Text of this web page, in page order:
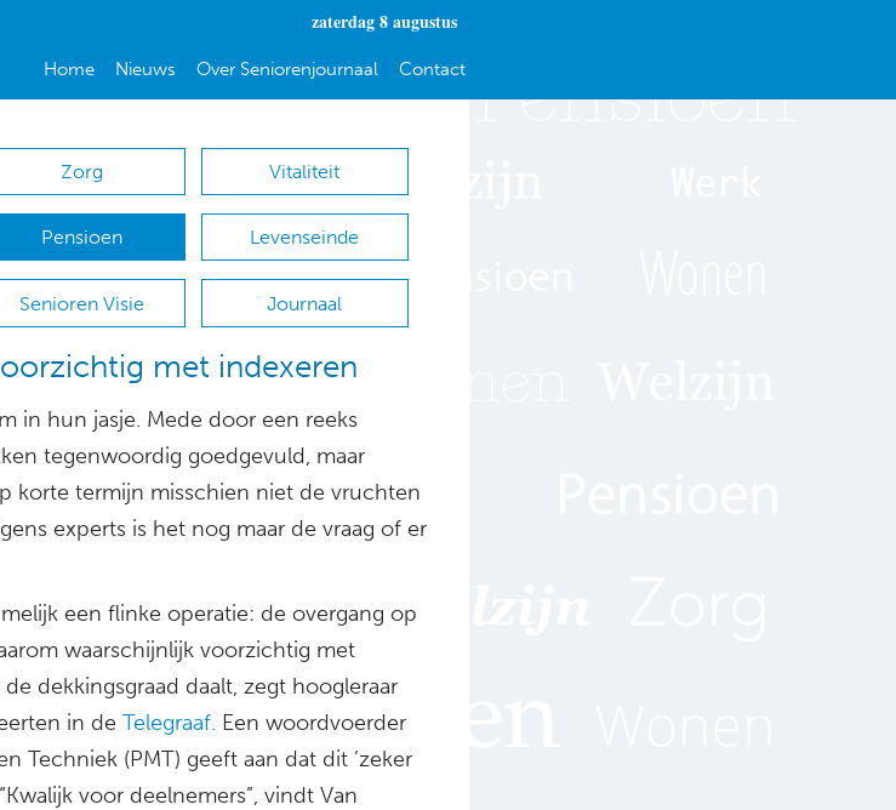
zaterdag 8 augustus
Home Nieuws Over Seniorenjournaal Contact
Zorg Vitaliteit
Pensioen Levenseinde
Senioren Visie Journaal
met indexeren
in hun jasje. Mede door een reeks
tegenwoordig goedgevuld, maar
korte termijn misschien niet de vruchten
experts is het nog maar de vraag of er
een flinke operatie: de overgang op
waarschijnlijk voorzichtig met
dekkingsgraad daalt, zegt hoogleraar
in de Telegraaf. Een woordvoerder
Techniek (PMT) geeft aan dat dit ’zeker
voor deelnemers”, vindt Van